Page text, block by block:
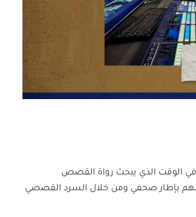
في الوقت الذي يبحث رواة القصص
لهم بإطار صحفي ومن خلال السرد القصصي